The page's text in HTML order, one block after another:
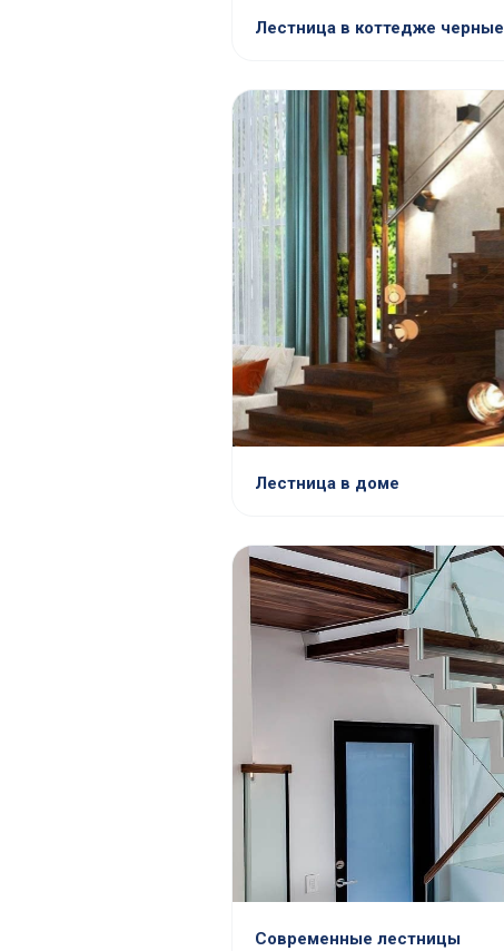
Лестница в коттедже черные
Лестница в доме
Современные лестницы